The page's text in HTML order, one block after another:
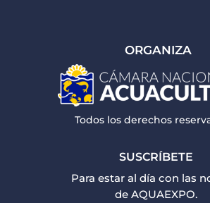
ORGANIZA
Todos los derechos
SUSCRÍBETE
Para estar al día con las
de AQUAEXPO.